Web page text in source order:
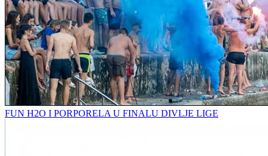
FUN H2O I PORPORELA U FINALU DIVLJE LIGE